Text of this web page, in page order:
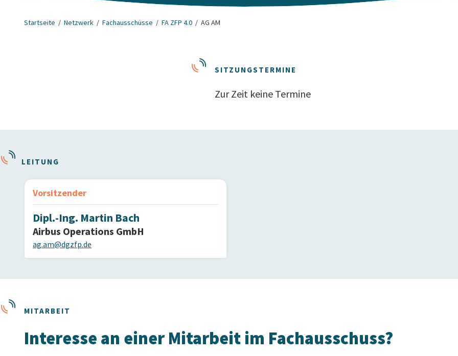
Startseite Netzwerk Fachausschüsse FA ZFP 4.0 AG AM
SITZUNGSTERMINE
Zur Zeit keine Termine
LEITUNG
Vorsitzender
Dipl.-Ing. Martin Bach
Airbus Operations GmbH
ag.am@dgzfp.de
MITARBEIT
Interesse an einer Mitarbeit im Fachausschuss?